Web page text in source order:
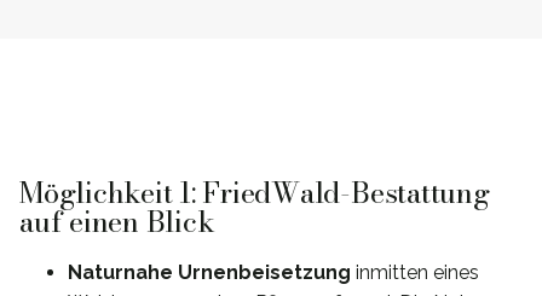
Möglichkeit 1: FriedWald-Bestattung
auf einen Blick
Naturnahe Urnenbeisetzung inmitten eines